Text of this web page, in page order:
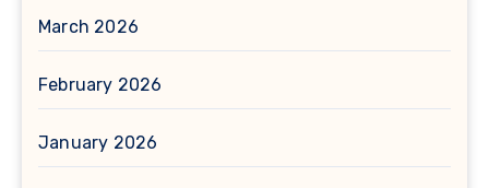
March 2026
February 2026
January 2026